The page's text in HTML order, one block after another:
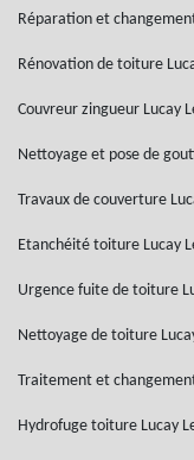
Réparation et
Rénovation de toiture
Couvreur zingueur Lucay
Nettoyage et pose de
Travaux de couverture
Etanchéité toiture Lucay
Urgence fuite de toiture
Nettoyage de toiture
Traitement et
Hydrofuge toiture Lucay